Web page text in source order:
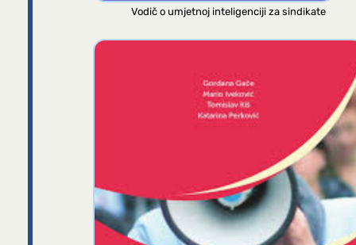
Vodič o umjetnoj inteligenciji za sindikate